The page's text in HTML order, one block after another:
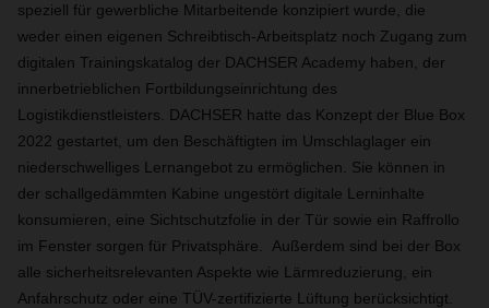
speziell für gewerbliche Mitarbeitende konzipiert wurde, die
weder einen eigenen Schreibtisch-Arbeitsplatz noch Zugang zum
digitalen Trainingskatalog der DACHSER Academy haben, der
innerbetrieblichen Fortbildungseinrichtung des
Logistikdienstleisters. DACHSER hatte das Konzept der Blue Box
2022 gestartet, um den Beschäftigten im Umschlaglager ein
niederschwelliges Lernangebot zu ermöglichen. Sie können in
der schallgedämmten Kabine ungestört digitale Lerninhalte
konsumieren, eine Sichtschutzfolie in der Tür sowie ein Raffrollo
im Fenster sorgen für Privatsphäre. Außerdem sind bei der Box
alle sicherheitsrelevanten Aspekte wie Lärmreduzierung, ein
Anfahrschutz oder eine TÜV-zertifizierte Lüftung berücksichtigt.